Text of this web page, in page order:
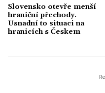
Slovensko otevře menší
hraniční přechody.
Usnadní to situaci na
hranicích s Českem